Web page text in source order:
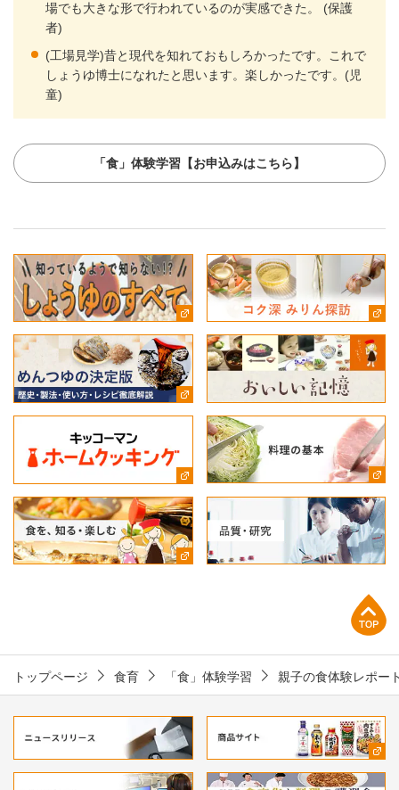
場でも大きな形で行われているのが実感できた。 (保護
者)
(工場見学)昔と現代を知れておもしろかったです。これで
しょうゆ博士になれたと思います。楽しかったです。(児
童)
「食」体験学習【お申込みはこちら】
トップページ 食育 「食」体験学習 親子の食体験レポー